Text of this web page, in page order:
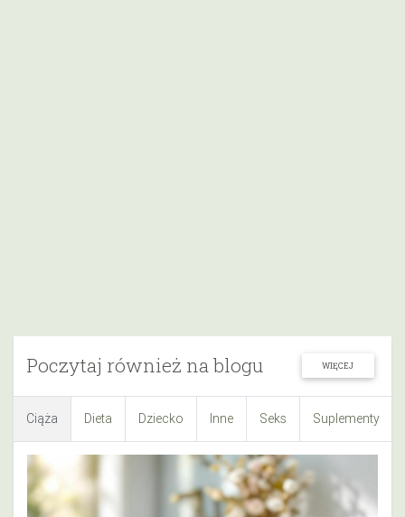
Poczytaj również na blogu WIĘCEJ
Ciąża Dieta Dziecko Inne Seks Suplementy